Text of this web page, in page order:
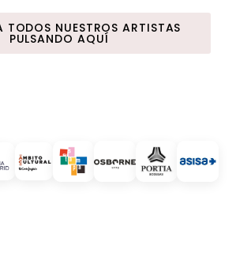
TODOS NUESTROS ARTISTAS
PULSANDO AQUÍ